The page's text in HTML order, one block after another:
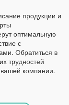
продукции и
оптимальную
с
Обратиться в
трудностей
компании.